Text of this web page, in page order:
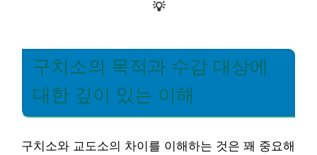
💡
구치소의 목적과 수감 대상에
대한 깊이 있는 이해
구치소와 교도소의 차이를 이해하는 것은 꽤 중요해